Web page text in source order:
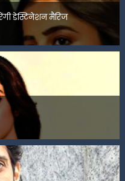
डेस्टिनेशन मैरिज